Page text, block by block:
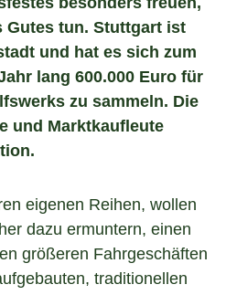
Gutes tun. Stuttgart ist
und hat es sich zum
lang 600.000 Euro für
zu sammeln. Die
und Marktkaufleute
eigenen Reihen, wollen
dazu ermuntern, einen
größeren Fahrgeschäften
traditionellen